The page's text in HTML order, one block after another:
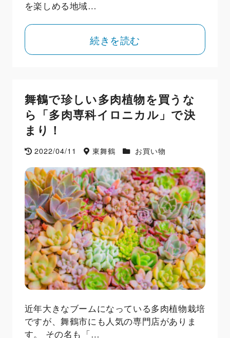
を楽しめる地域…
続きを読む
舞鶴で珍しい多肉植物を買うな
ら「多肉専科イロニカル」で決
まり！
2022/04/11 東舞鶴 お買い物
近年大きなブームになっている多肉植物栽培
ですが、舞鶴市にも人気の専門店がありま
す。 その名も「…